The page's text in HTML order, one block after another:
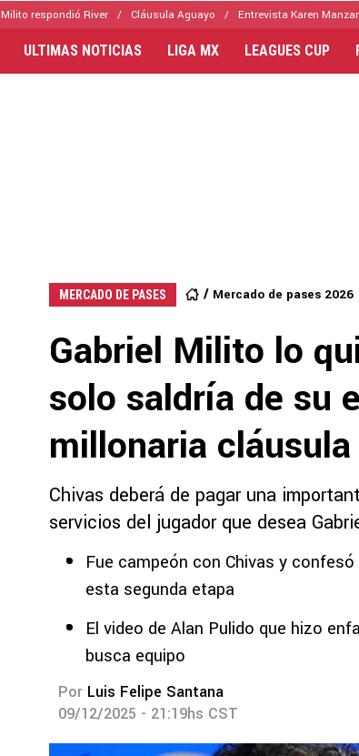
Milito respondió River Cláusula Aguayo Entrevista Karen
ULTIMAS NOTICIAS LIGA MX LEAGUES CUP
MERCADO DE PASES Mercado de pases 2026
Gabriel Milito lo
solo saldría de su
millonaria cláusula
Chivas deberá de pagar una
servicios del jugador que desea
Fue campeón con Chivas y
esta segunda etapa
El video de Alan Pulido que hizo
busca equipo
Por Luis Felipe Santana
09/12/2025 - 21:19hs CST